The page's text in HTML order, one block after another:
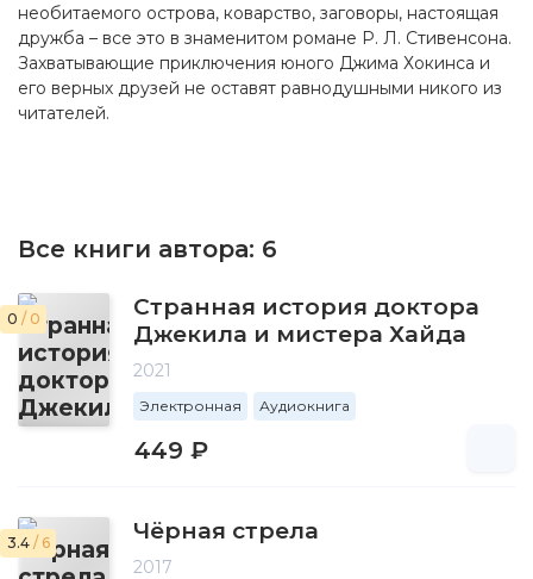
необитаемого острова, коварство, заговоры, настоящая
дружба – все это в знаменитом романе Р. Л. Стивенсона.
Захватывающие приключения юного Джима Хокинса и
его верных друзей не оставят равнодушными никого из
читателей.
Все книги автора: 6
0 / 0
Странная история доктора
Джекила и мистера Хайда
2021
Электронная Аудиокнига
449 ₽
3.4 / 6 Чёрная стрела
2017